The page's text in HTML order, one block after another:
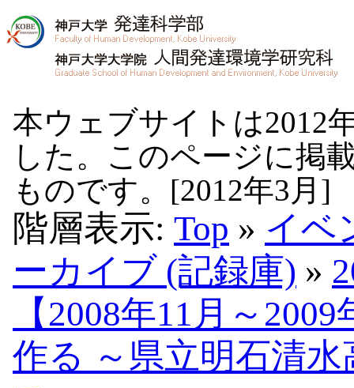
本ウェブサイトは2012
した。このページに掲
ものです。[2012年3月]
階層表示: Top » イベ
ーカイブ (記録庫) »
【2008年11月～
作る ～県立明石清